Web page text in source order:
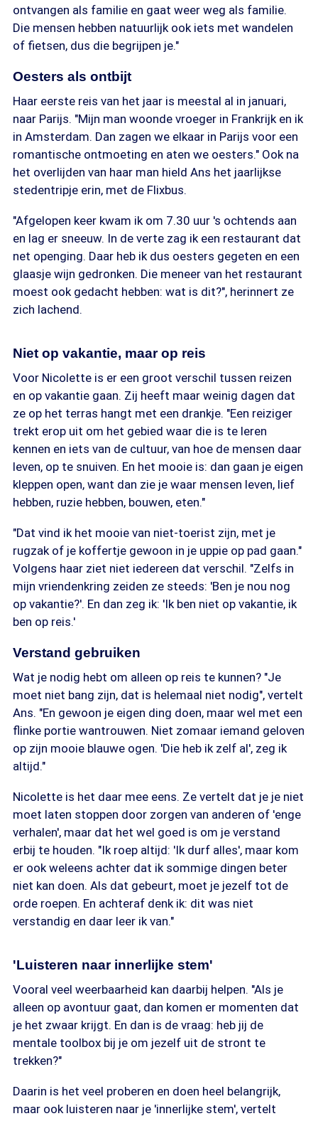
ontvangen als familie en gaat weer weg als familie.
Die mensen hebben natuurlijk ook iets met wandelen
of fietsen, dus die begrijpen je."
Oesters als ontbijt
Haar eerste reis van het jaar is meestal al in januari,
naar Parijs. "Mijn man woonde vroeger in Frankrijk en ik
in Amsterdam. Dan zagen we elkaar in Parijs voor een
romantische ontmoeting en aten we oesters." Ook na
het overlijden van haar man hield Ans het jaarlijkse
stedentripje erin, met de Flixbus.
"Afgelopen keer kwam ik om 7.30 uur 's ochtends aan
en lag er sneeuw. In de verte zag ik een restaurant dat
net openging. Daar heb ik dus oesters gegeten en een
glaasje wijn gedronken. Die meneer van het restaurant
moest ook gedacht hebben: wat is dit?", herinnert ze
zich lachend.
Niet op vakantie, maar op reis
Voor Nicolette is er een groot verschil tussen reizen
en op vakantie gaan. Zij heeft maar weinig dagen dat
ze op het terras hangt met een drankje. "Een reiziger
trekt erop uit om het gebied waar die is te leren
kennen en iets van de cultuur, van hoe de mensen daar
leven, op te snuiven. En het mooie is: dan gaan je eigen
kleppen open, want dan zie je waar mensen leven, lief
hebben, ruzie hebben, bouwen, eten."
"Dat vind ik het mooie van niet-toerist zijn, met je
rugzak of je koffertje gewoon in je uppie op pad gaan."
Volgens haar ziet niet iedereen dat verschil. "Zelfs in
mijn vriendenkring zeiden ze steeds: 'Ben je nou nog
op vakantie?'. En dan zeg ik: 'Ik ben niet op vakantie, ik
ben op reis.'
Verstand gebruiken
Wat je nodig hebt om alleen op reis te kunnen? "Je
moet niet bang zijn, dat is helemaal niet nodig", vertelt
Ans. "En gewoon je eigen ding doen, maar wel met een
flinke portie wantrouwen. Niet zomaar iemand geloven
op zijn mooie blauwe ogen. 'Die heb ik zelf al', zeg ik
altijd."
Nicolette is het daar mee eens. Ze vertelt dat je je niet
moet laten stoppen door zorgen van anderen of 'enge
verhalen', maar dat het wel goed is om je verstand
erbij te houden. "Ik roep altijd: 'Ik durf alles', maar kom
er ook weleens achter dat ik sommige dingen beter
niet kan doen. Als dat gebeurt, moet je jezelf tot de
orde roepen. En achteraf denk ik: dit was niet
verstandig en daar leer ik van."
'Luisteren naar innerlijke stem'
Vooral veel weerbaarheid kan daarbij helpen. "Als je
alleen op avontuur gaat, dan komen er momenten dat
je het zwaar krijgt. En dan is de vraag: heb jij de
mentale toolbox bij je om jezelf uit de stront te
trekken?"
Daarin is het veel proberen en doen heel belangrijk,
maar ook luisteren naar je 'innerlijke stem', vertelt